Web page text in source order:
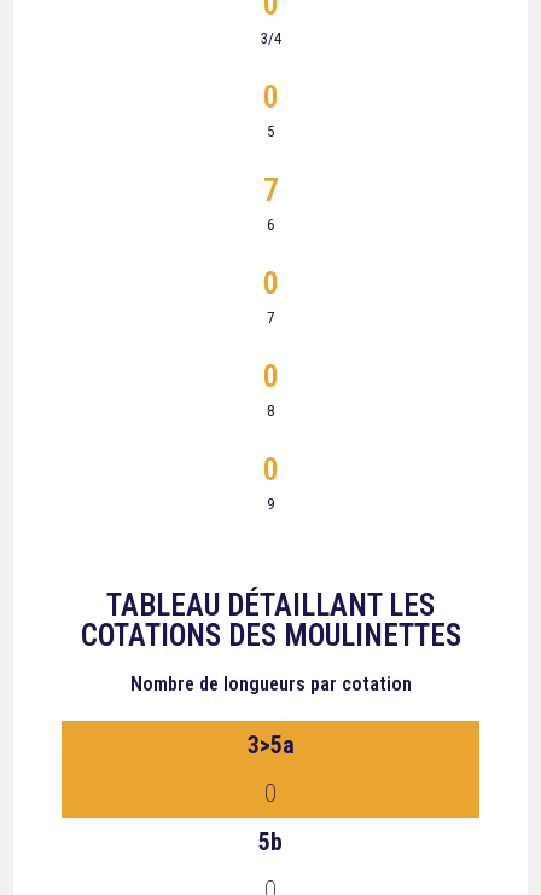
3/4
5
0
6
7
7
0
8
0
9
0
TABLEAU DÉTAILLANT LES
COTATIONS DES MOULINETTES
Nombre de longueurs par cotation
3>5a
0
5b